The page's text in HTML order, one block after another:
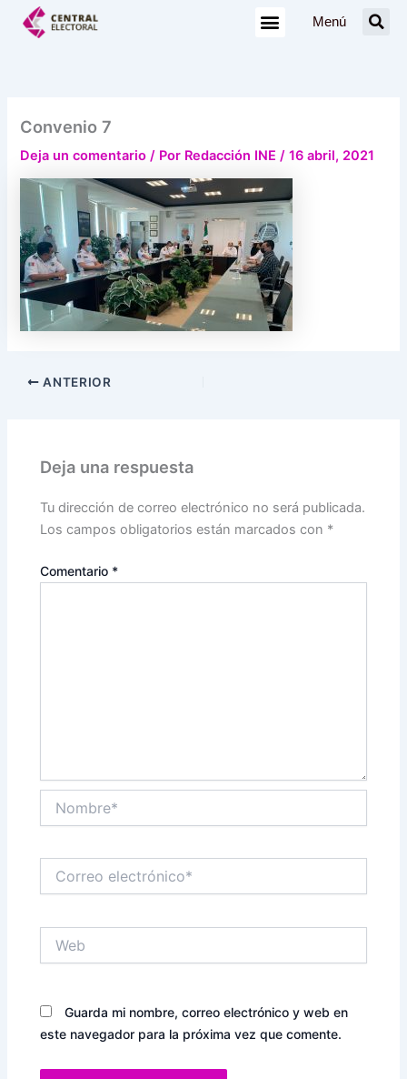
Menú
Convenio 7
Deja un comentario / Por Redacción INE/16 abril, 2021
ANTERIOR
Deja una respuesta
Tu dirección de correo electrónico no será publicada.
Los campos obligatorios están marcados con *
Comentario *
electrónico*
Guarda mi nombre, correo electrónico y web en
este navegador para la próxima vez que comente.